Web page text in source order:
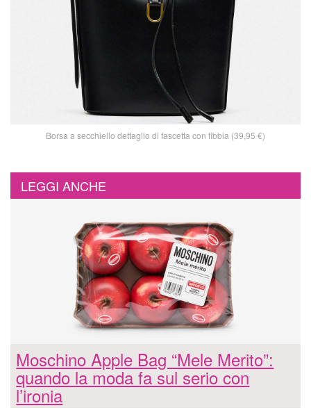
Borsa a secchiello dettaglio di fascetta con fibbia (39,95 €)
LEGGI ANCHE
Moschino Apple Bag “Mele Merito”:
quando la moda fa sul serio con
l’ironia